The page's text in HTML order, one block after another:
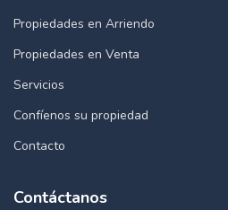
Propiedades en Arriendo
Propiedades en Venta
Servicios
Confíenos su propiedad
Contacto
Contáctanos